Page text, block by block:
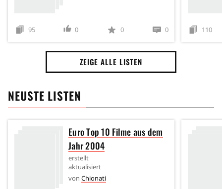
95 0 0 0 110
ZEIGE ALLE LISTEN
NEUSTE LISTEN
Euro Top 10 Filme aus dem
Jahr 2004
erstellt
aktualisiert
von Chionati